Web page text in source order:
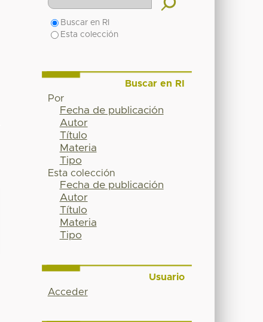
Buscar en RI
Esta colección
Buscar en RI
Por
Fecha de publicación
Autor
Título
Materia
Tipo
Esta colección
Fecha de publicación
Autor
Título
Materia
Tipo
Usuario
Acceder